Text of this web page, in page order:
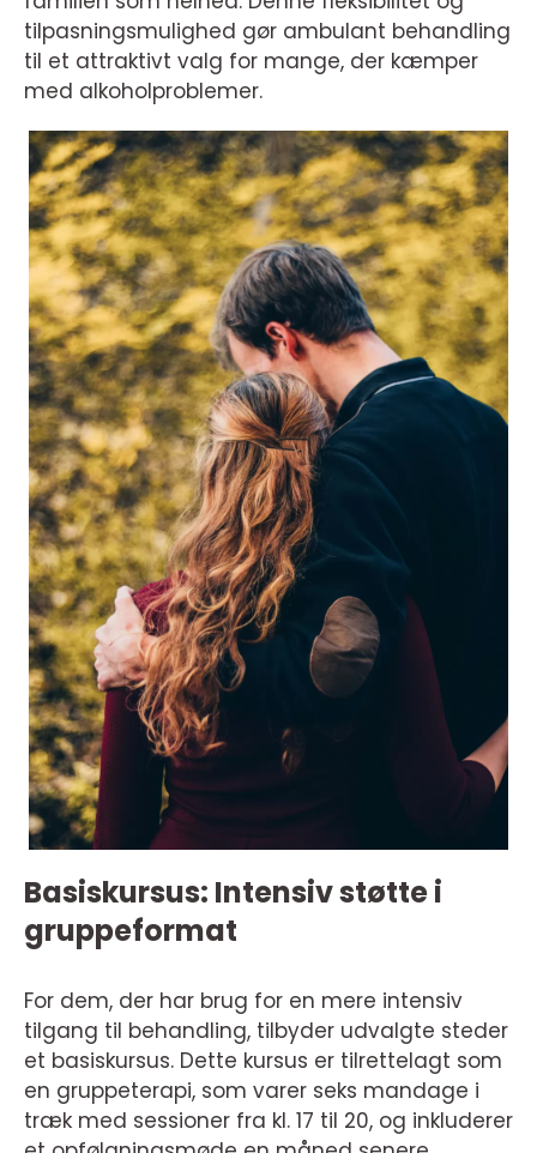
tilpasningsmulighed gør ambulant behandling
til et attraktivt valg for mange, der kæmper
med alkoholproblemer.
Basiskursus: Intensiv støtte i
gruppeformat
For dem, der har brug for en mere intensiv
tilgang til behandling, tilbyder udvalgte steder
et basiskursus. Dette kursus er tilrettelagt som
en gruppeterapi, som varer seks mandage i
træk med sessioner fra kl. 17 til 20, og inkluderer